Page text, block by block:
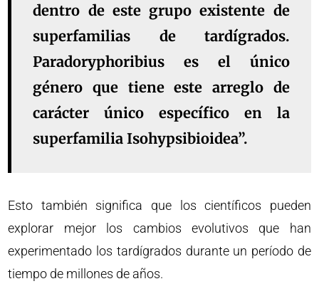
dentro de este grupo existente de
superfamilias de tardígrados.
Paradoryphoribius es el único
género que tiene este arreglo de
carácter único específico en la
superfamilia Isohypsibioidea”.
Esto también significa que los científicos pueden
explorar mejor los cambios evolutivos que han
experimentado los tardígrados durante un período de
tiempo de millones de años.